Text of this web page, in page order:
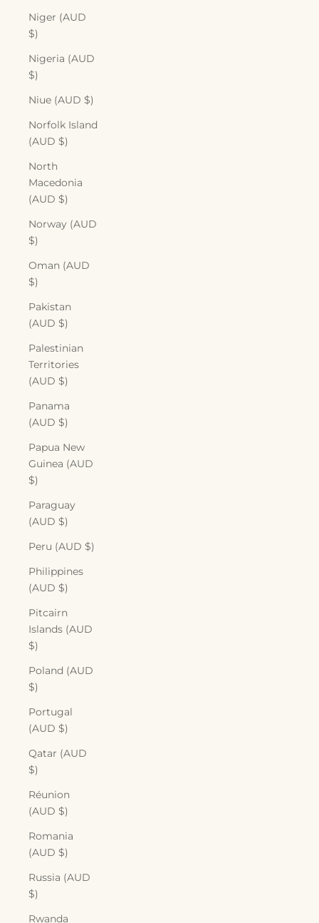
Niger (AUD
$)
Nigeria (AUD
$)
Niue (AUD $)
Norfolk Island
(AUD $)
North
Macedonia
(AUD $)
Norway (AUD
$)
Oman (AUD
$)
Pakistan
(AUD $)
Palestinian
Territories
(AUD $)
Panama
(AUD $)
Papua New
Guinea (AUD
$)
Paraguay
(AUD $)
Peru (AUD $)
Philippines
(AUD $)
Pitcairn
Islands (AUD
$)
Poland (AUD
$)
Portugal
(AUD $)
Qatar (AUD
$)
Réunion
(AUD $)
Romania
(AUD $)
Russia (AUD
$)
Rwanda